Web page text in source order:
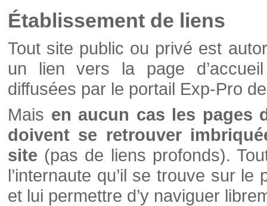
Établissement de liens
Tout site public ou privé est
un lien vers la page
diffusées par le portail Exp-Pro
Mais en aucun cas les pages
doivent se retrouver
site (pas de liens profonds).
l’internaute qu’il se trouve sur
et lui permettre d’y naviguer